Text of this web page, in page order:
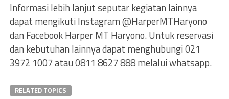
Informasi lebih lanjut seputar kegiatan lainnya
dapat mengikuti Instagram @HarperMTHaryono
dan Facebook Harper MT Haryono. Untuk reservasi
dan kebutuhan lainnya dapat menghubungi 021
3972 1007 atau 0811 8627 888 melalui whatsapp.
RELATED TOPICS